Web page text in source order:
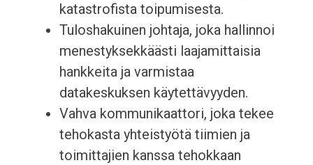
katastrofista toipumisesta.
Tuloshakuinen johtaja, joka hallinnoi
menestyksekkäästi laajamittaisia
hankkeita ja varmistaa
datakeskuksen käytettävyyden.
Vahva kommunikaattori, joka tekee
tehokasta yhteistyötä tiimien ja
toimittajien kanssa tehokkaan